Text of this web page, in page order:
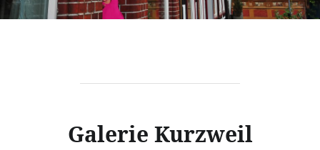
Galerie Kurzweil